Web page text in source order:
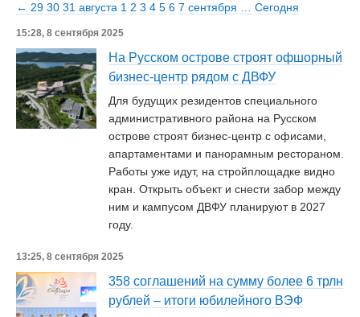
← 29 30 31 августа 1 2 3 4 5 6 7 сентября Сегодня
15:28, 8 сентября 2025
На Русском острове строят офшорный
бизнес-центр рядом с ДВФУ
Для будущих резидентов специального
административного района на Русском
острове строят бизнес-центр с офисами,
апартаментами и панорамным рестораном.
Работы уже идут, на стройплощадке видно
кран. Открыть объект и снести забор между
ним и кампусом ДВФУ планируют в 2027
году.
13:25, 8 сентября 2025
358 соглашений на сумму более 6 трлн
рублей – итоги юбилейного ВЭФ